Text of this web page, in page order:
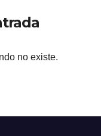
no existe.